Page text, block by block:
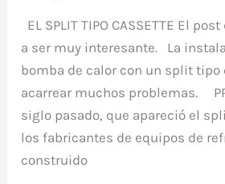
EL SPLIT TIPO CASSETTE El
a ser muy interesante. La
bomba de calor con un split tipo
acarrear muchos problemas.
siglo pasado, que apareció el
los fabricantes de equipos de
construido